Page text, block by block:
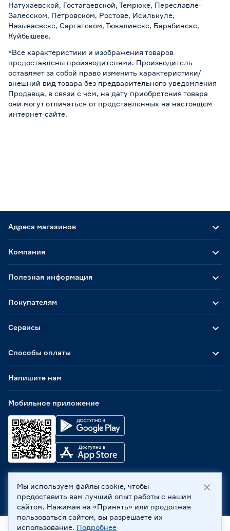
Натухаевской, Гостагаевской, Темрюке, Переславле-
Залесском, Петровском, Ростове, Исилькуле,
Называевске, Саргатском, Тюкалинске, Барабинске,
Куйбышеве.
*Все характеристики и изображения товаров
предоставлены производителями. Производитель
оставляет за собой право изменить характеристики/
внешний вид товара без предварительного уведомления
Продавца, в связи с чем, на дату приобретения товара
они могут отличаться от представленных на настоящем
интернет-сайте.
Адреса магазинов
Способы оплаты
Мобильное приложение
Компания
Полезная информация
Покупателям
Сервисы
Напишите нам
ООО «Бауцентр Рус» 2004 -2026, 236029, г. Калининград,
ул. А.Невского, 205. ИНН 7702596813, КПП 390601001 ©
Все права защищены
Политика обработки персональных данных
Мы используем файлы cookie, чтобы
предоставить вам лучший опыт работы с нашим
сайтом. Нажимая на «Принять» или продолжая
пользоваться сайтом, вы разрешаете их
использование. Подробнее